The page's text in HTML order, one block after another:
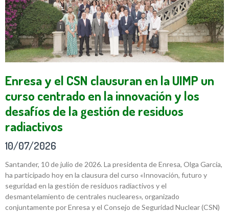
Enresa y el CSN clausuran en la UIMP un
curso centrado en la innovación y los
desafíos de la gestión de residuos
radiactivos
10/07/2026
Santander, 10 de julio de 2026. La presidenta de Enresa, Olga García,
ha participado hoy en la clausura del curso «Innovación, futuro y
seguridad en la gestión de residuos radiactivos y el
desmantelamiento de centrales nucleares», organizado
conjuntamente por Enresa y el Consejo de Seguridad Nuclear (CSN)